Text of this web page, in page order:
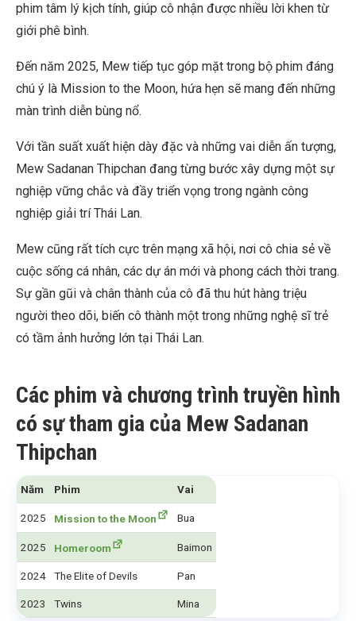
phim tâm lý kịch tính, giúp cô nhận được nhiều lời khen từ
giới phê bình.
Đến năm 2025, Mew tiếp tục góp mặt trong bộ phim đáng
chú ý là Mission to the Moon, hứa hẹn sẽ mang đến những
màn trình diễn bùng nổ.
Với tần suất xuất hiện dày đặc và những vai diễn ấn tượng,
Mew Sadanan Thipchan đang từng bước xây dựng một sự
nghiệp vững chắc và đầy triển vọng trong ngành công
nghiệp giải trí Thái Lan.
Mew cũng rất tích cực trên mạng xã hội, nơi cô chia sẻ về
cuộc sống cá nhân, các dự án mới và phong cách thời trang.
Sự gần gũi và chân thành của cô đã thu hút hàng triệu
người theo dõi, biến cô thành một trong những nghệ sĩ trẻ
có tầm ảnh hưởng lớn tại Thái Lan.
Các phim và chương trình truyền hình
có sự tham gia của Mew Sadanan
Thipchan
Năm Phim Vai
2025 Mission to the Moon Bua
2025 Homeroom Baimon
2024 The Elite of Devils Pan
2023 Twins Mina